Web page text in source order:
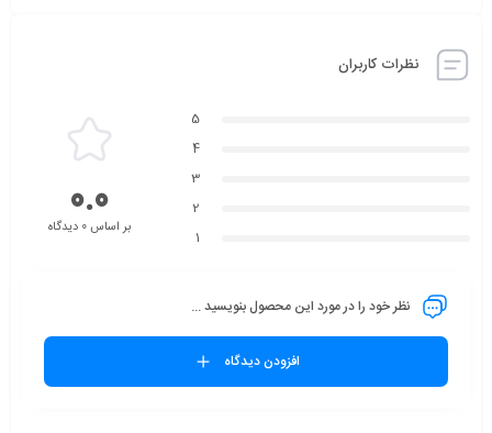
نظرات کاربران
5
4
3
2
1
0.0
بر اساس 0 دیدگاه
نظر خود را در مورد این محصول بنویسید ...
افزودن دیدگاه